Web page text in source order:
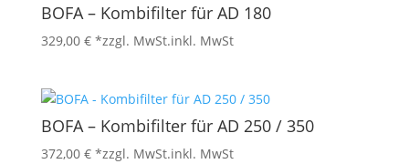
BOFA – Kombifilter für AD 180
329,00 € *zzgl. MwSt.inkl. MwSt
BOFA – Kombifilter für AD 250 / 350
372,00 € *zzgl. MwSt.inkl. MwSt